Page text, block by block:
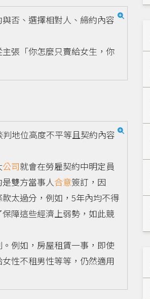
與否、選擇相對人、締約內容
張「你怎麼只賣給女生，你
地位高度不平等且契約內容
公司就會在勞雇契約中明定員
雙方當事人合意簽訂，因
太過分，例如，5年內均不得
障這些經濟上弱勢，如此競
例如，房屋租賃一事，即使
性不租男性等等，仍然適用